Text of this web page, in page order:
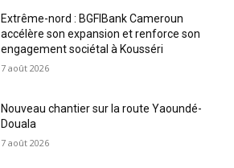
Extrême-nord : BGFIBank Cameroun
accélère son expansion et renforce son
engagement sociétal à Kousséri
7 août 2026
Nouveau chantier sur la route Yaoundé-
Douala
7 août 2026